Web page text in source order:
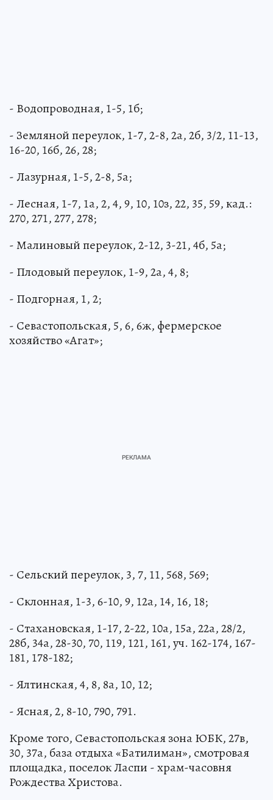
- Водопроводная, 1-5, 1б;
- Земляной переулок, 1-7, 2-8, 2а, 2б, 3/2, 11-13,
16-20, 16б, 26, 28;
- Лазурная, 1-5, 2-8, 5а;
- Лесная, 1-7, 1а, 2, 4, 9, 10, 10з, 22, 35, 59, кад.:
270, 271, 277, 278;
- Малиновый переулок, 2-12, 3-21, 4б, 5а;
- Плодовый переулок, 1-9, 2а, 4, 8;
- Подгорная, 1, 2;
- Севастопольская, 5, 6, 6ж, фермерское
хозяйство «Агат»;
- Сельский переулок, 3, 7, 11, 568, 569;
- Склонная, 1-3, 6-10, 9, 12а, 14, 16, 18;
- Стахановская, 1-17, 2-22, 10а, 15а, 22а, 28/2,
28б, 34а, 28-30, 70, 119, 121, 161, уч. 162-174, 167-
181, 178-182;
- Ялтинская, 4, 8, 8а, 10, 12;
- Ясная, 2, 8-10, 790, 791.
Кроме того, Севастопольская зона ЮБК, 27в,
30, 37а, база отдыха «Батилиман», смотровая
площадка, поселок Ласпи - храм-часовня
Рождества Христова.